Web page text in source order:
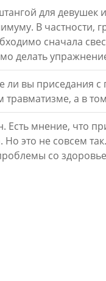
для
В частности,
сначала
делать
ли вы приседания
а в
мнение, что
это не совсем
со